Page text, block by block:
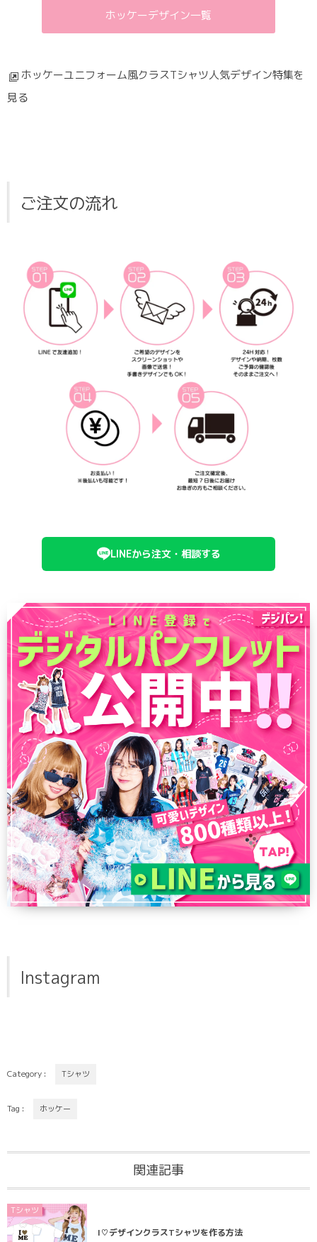
ホッケーデザイン一覧
ホッケーユニフォーム風クラスTシャツ人気デザイン特集を
見る
ご注文の流れ
LINEから注文・相談する
Instagram
Category : Tシャツ
Tag : ホッケー
関連記事
Tシャツ
I♡デザインクラスTシャツを作る方法